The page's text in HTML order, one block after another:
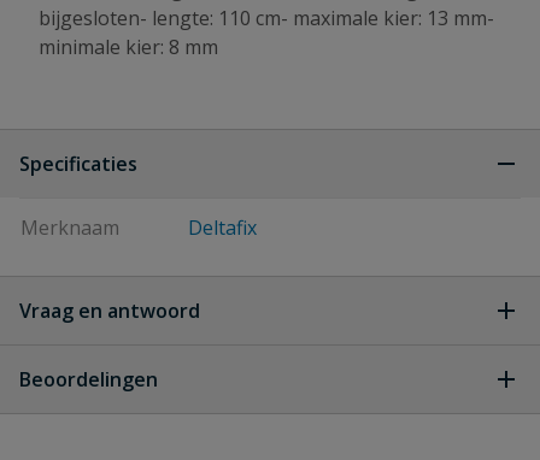
bijgesloten- lengte: 110 cm- maximale kier: 13 mm-
minimale kier: 8 mm
Specificaties
Merknaam Deltafix
Vraag en antwoord
Beoordelingen